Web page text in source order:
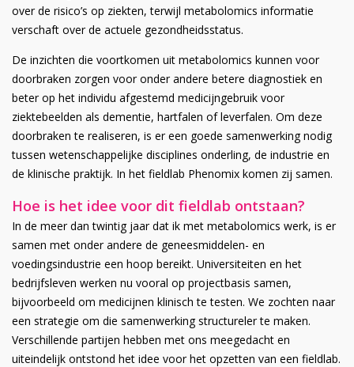
over de risico’s op ziekten, terwijl metabolomics informatie
verschaft over de actuele gezondheidsstatus.
De inzichten die voortkomen uit metabolomics kunnen voor
doorbraken zorgen voor onder andere betere diagnostiek en
beter op het individu afgestemd medicijngebruik voor
ziektebeelden als dementie, hartfalen of leverfalen. Om deze
doorbraken te realiseren, is er een goede samenwerking nodig
tussen wetenschappelijke disciplines onderling, de industrie en
de klinische praktijk. In het fieldlab Phenomix komen zij samen.
Hoe is het idee voor dit fieldlab ontstaan?
In de meer dan twintig jaar dat ik met metabolomics werk, is er
samen met onder andere de geneesmiddelen- en
voedingsindustrie een hoop bereikt. Universiteiten en het
bedrijfsleven werken nu vooral op projectbasis samen,
bijvoorbeeld om medicijnen klinisch te testen. We zochten naar
een strategie om die samenwerking structureler te maken.
Verschillende partijen hebben met ons meegedacht en
uiteindelijk ontstond het idee voor het opzetten van een fieldlab.